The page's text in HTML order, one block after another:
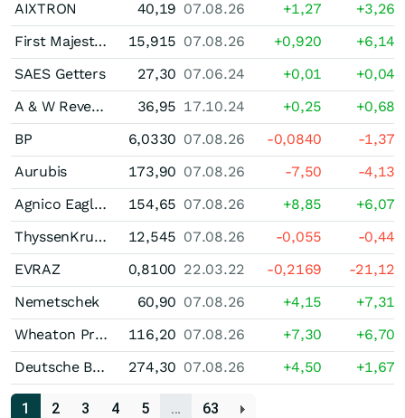
AIXTRON 40,19 07.08.26 +1,27
+3,26
First Majestic Silver Corporation
15,915 07.08.26 +0,920
+6,14
SAES Getters
27,30 07.06.24 +0,01
+0,04
A & W Revenue Royalties Income Fund Trust Units
36,95 17.10.24 +0,25
+0,68
BP
6,0330 07.08.26 -0,0840
-1,37
Aurubis
173,90 07.08.26 -7,50
-4,13
Agnico Eagle Mines
154,65 07.08.26 +8,85
+6,07
ThyssenKrupp
12,545 07.08.26 -0,055
-0,44
EVRAZ
0,8100 22.03.22 -0,2169
-21,12
Nemetschek
60,90 07.08.26 +4,15
+7,31
Wheaton Precious Metals
116,20 07.08.26 +7,30
+6,70
Deutsche Boerse
274,30 07.08.26 +4,50 +1,67
1 2 3 4 5 … 63